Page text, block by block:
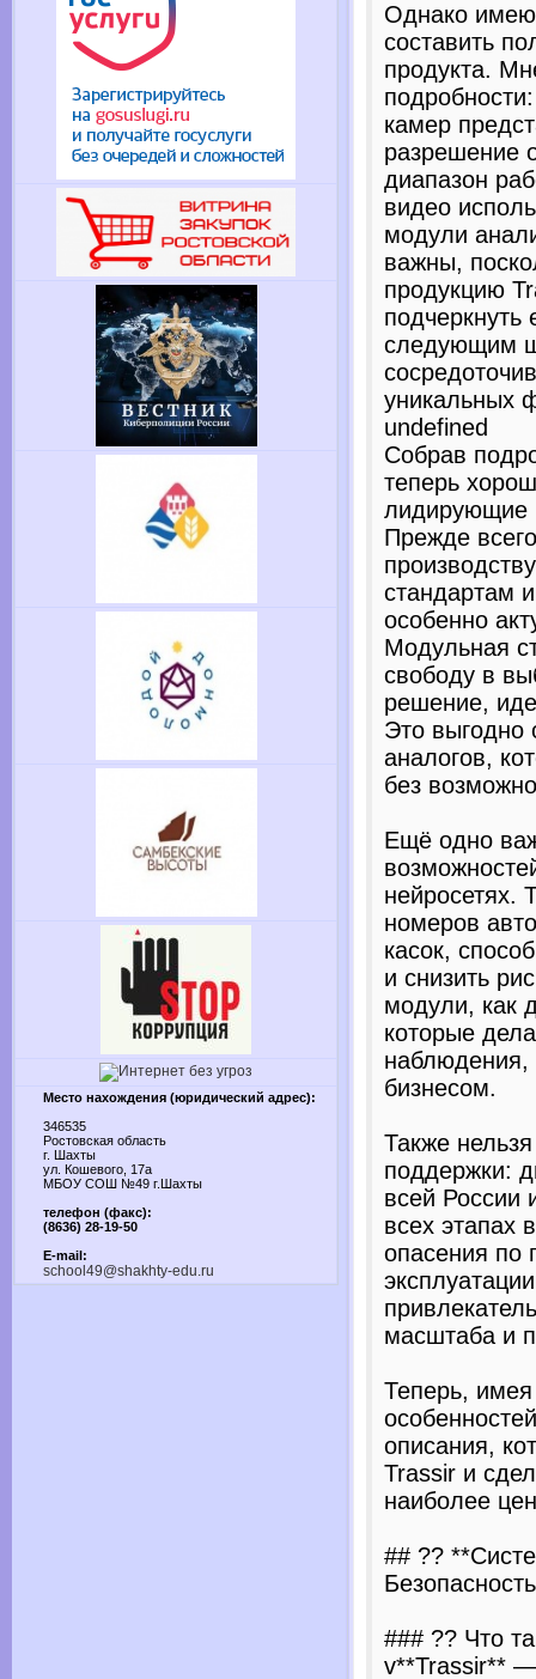
Место нахождения (юридический адрес):
346535
Ростовская область
г. Шахты
ул. Кошевого, 17а
МБОУ СОШ №49 г.Шахты
телефон (факс):
(8636) 28-19-50
E-mail:
school49@shakhty-edu.ru
Однако
составить
продукта.
камер
разрешение
диапазон
видео
модули
важны,
продукцию
следующим
уникальных
undefined
Собрав
теперь
лидирующие
Прежде
стандартам
особенно
Модульная
свободу в
решение,
Это выгодно
аналогов,
без
Ещё одно
нейросетях.
номеров
касок,
и снизить
модули, как
которые
бизнесом.
Также
поддержки:
всей России
всех этапах
опасения по
масштаба и
Теперь,
описания,
Trassir и
наиболее
## ??
### ?? Что
v**Trassir** —